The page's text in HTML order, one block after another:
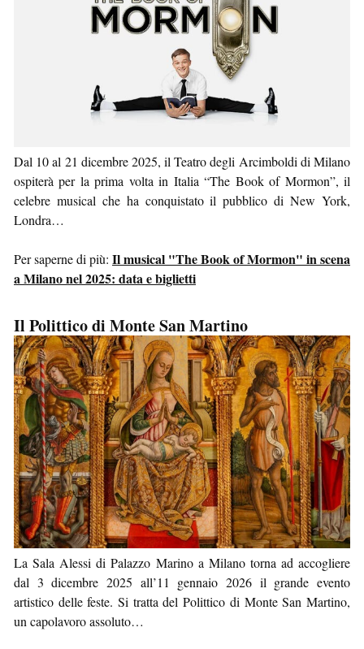
Dal 10 al 21 dicembre 2025, il Teatro degli Arcimboldi di Milano
ospiterà per la prima volta in Italia “The Book of Mormon”, il
celebre musical che ha conquistato il pubblico di New York,
Londra…
Per saperne di più: Il musical "The Book of Mormon" in scena
a Milano nel 2025: data e biglietti
Il Polittico di Monte San Martino
La Sala Alessi di Palazzo Marino a Milano torna ad accogliere
dal 3 dicembre 2025 all’11 gennaio 2026 il grande evento
artistico delle feste. Si tratta del Polittico di Monte San Martino,
un capolavoro assoluto…